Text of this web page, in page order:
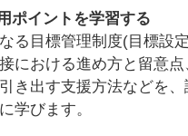
ポイントを学習する
る目標管理制度(目標設
における進め方と留意点
き出す支援方法などを
学びます。